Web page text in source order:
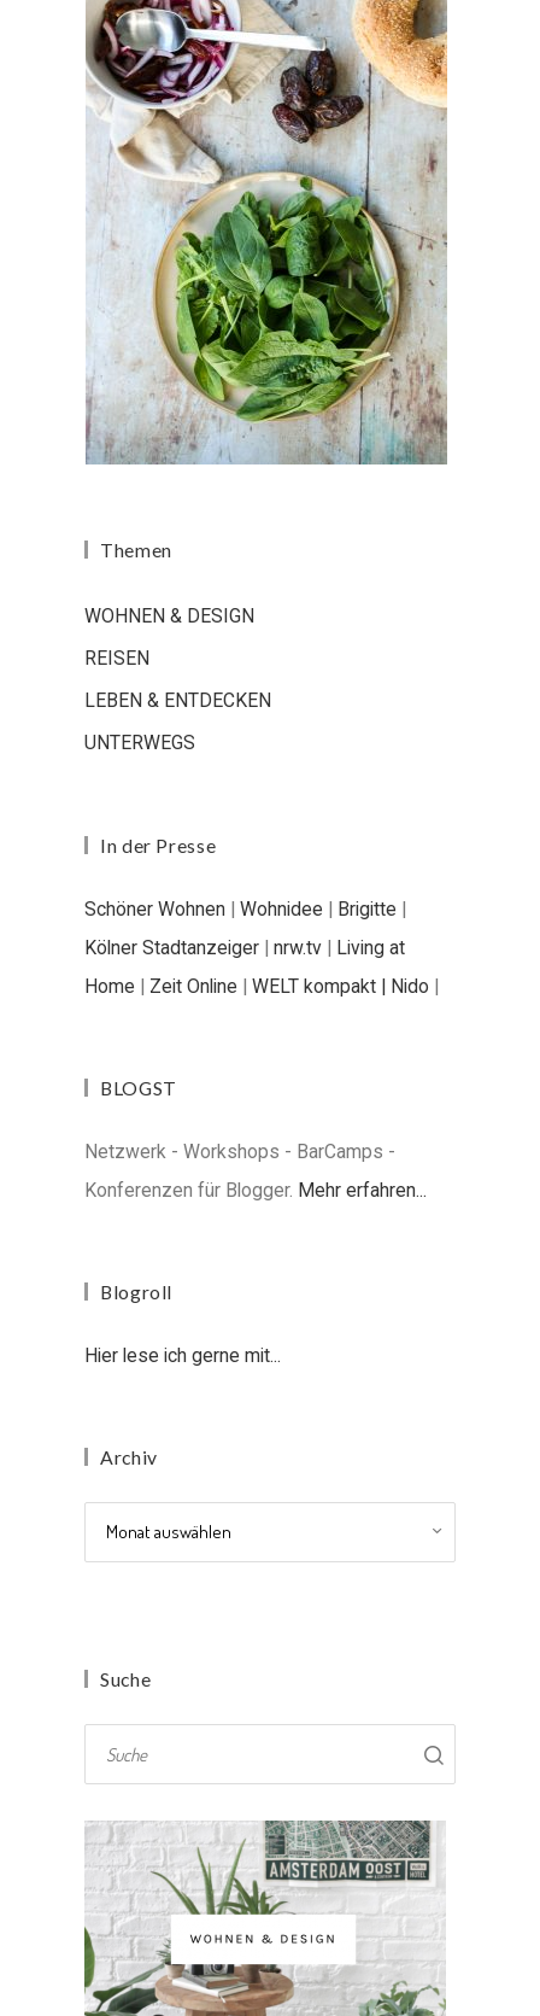
Themen
WOHNEN & DESIGN
REISEN
LEBEN & ENTDECKEN
UNTERWEGS
In der Presse
Schöner Wohnen | Wohnidee | Brigitte |
Kölner Stadtanzeiger | nrw.tv | Living at
Home | Zeit Online | WELT kompakt | Nido |
BLOGST
Netzwerk - Workshops - BarCamps -
Konferenzen für Blogger. Mehr erfahren...
Blogroll
Hier lese ich gerne mit...
Archiv
Suche